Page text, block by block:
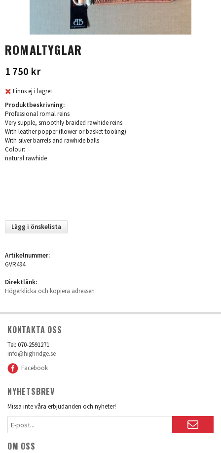
ROMALTYGLAR
1 750 kr
Finns ej i lagret
Produktbeskrivning:
Professional romal reins
Very supple, smoothly braided rawhide reins
With leather popper (flower or basket tooling)
With silver barrels and rawhide balls
Colour:
natural rawhide
Lägg i önskelista
Artikelnummer:
GVR494
Direktlänk:
Högerklicka och kopiera adressen
KONTAKTA OSS
Tel: 070-2591271
info@highridge.se
Facebook
NYHETSBREV
Missa inte våra erbjudanden och nyheter!
OM OSS